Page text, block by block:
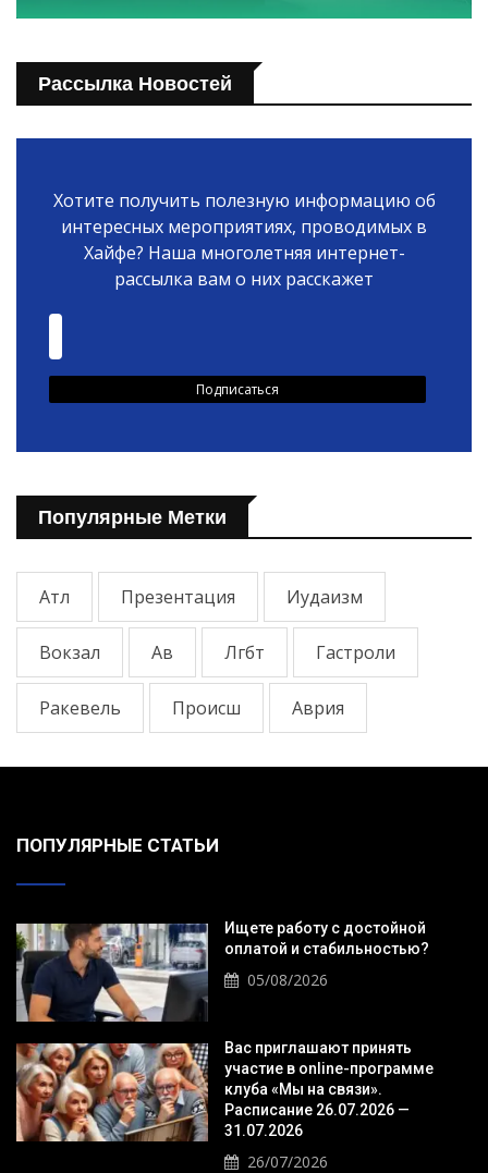
Рассылка Новостей
Хотите получить полезную информацию об
интересных мероприятиях, проводимых в
Хайфе? Наша многолетняя интернет-
рассылка вам о них расскажет
Популярные Метки
Атл Презентация Иудаизм
Вокзал Ав Лгбт Гастроли
Ракевель Происш Аврия
ПОПУЛЯРНЫЕ СТАТЬИ
Ищете работу с достойной
оплатой и стабильностью?
05/08/2026
Вас приглашают принять
участие в online-программе
клуба «Мы на связи».
Расписание 26.07.2026 —
31.07.2026
26/07/2026